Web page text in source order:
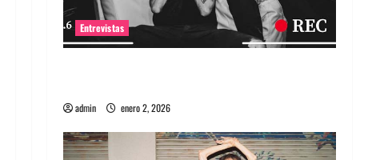
Entrevistas
admin enero 2, 2026